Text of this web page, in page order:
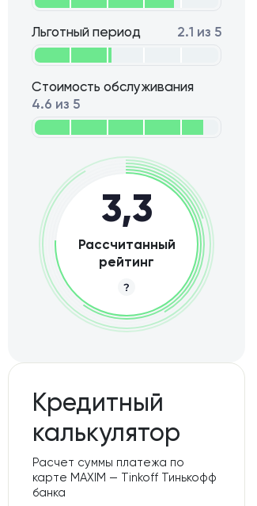
Льготный период 2.1 из 5
Стоимость обслуживания
4.6 из 5
3,3
Рассчитанный
рейтинг
Кредитный
калькулятор
Расчет суммы платежа по
карте MAXIM — Tinkoff Тинькофф
банка